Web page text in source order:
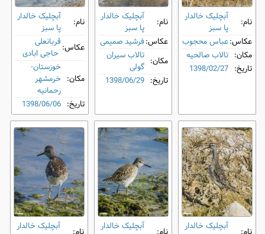
نام:
آبچلیک خالدار
پا سبز
عکاس:عباس محجوب
مکان: تالاب صالحیه
تاریخ: 1398/02/27
نام:
آبچلیک خالدار
پا سبز
عکاس:فرشید صمیمی
مکان: تالاب سیران
گولی
تاریخ: 1398/06/29
نام:
آبچلیک خالدار
پا سبز
عکاس:قربانعلی
حاجی ابادی
مکان:
خوزستان-
خرمشهر
رحمانیه
تاریخ: 1398/06/06
آبچلیک خالدار
آبچلیک خالدار
آبچلیک خالدار